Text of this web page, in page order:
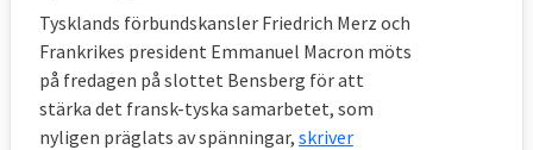
Tysklands förbundskansler Friedrich Merz och
Frankrikes president Emmanuel Macron möts
på fredagen på slottet Bensberg för att
stärka det fransk-tyska samarbetet, som
nyligen präglats av spänningar, skriver